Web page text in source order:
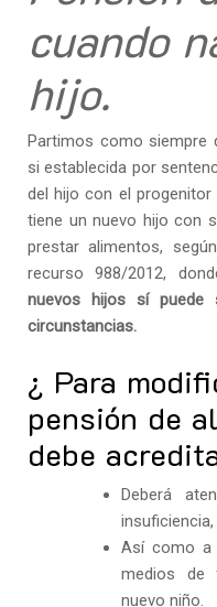
cuando
hijo.
Partimos como siempre
si establecida por
del hijo con el
tiene un nuevo hijo con
prestar alimentos,
recurso 988/2012,
nuevos hijos sí puede
circunstancias.
¿ Para
pensión de
debe
Deberá
insuficiencia,
Así como a
medios de
nuevo niño.